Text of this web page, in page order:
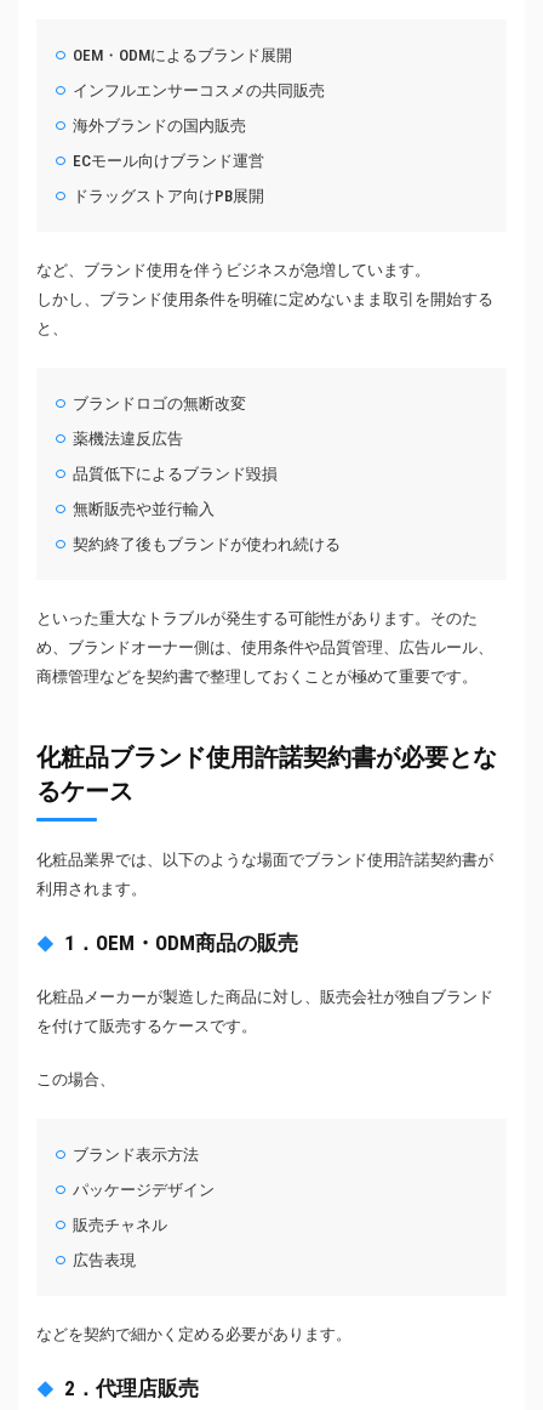
OEM・ODMによるブランド展開
インフルエンサーコスメの共同販売
海外ブランドの国内販売
ECモール向けブランド運営
ドラッグストア向けPB展開
など、ブランド使用を伴うビジネスが急増しています。
しかし、ブランド使用条件を明確に定めないまま取引を開始する
と、
ブランドロゴの無断改変
薬機法違反広告
品質低下によるブランド毀損
無断販売や並行輸入
契約終了後もブランドが使われ続ける
といった重大なトラブルが発生する可能性があります。そのた
め、ブランドオーナー側は、使用条件や品質管理、広告ルール、
商標管理などを契約書で整理しておくことが極めて重要です。
化粧品ブランド使用許諾契約書が必要とな
るケース
化粧品業界では、以下のような場面でブランド使用許諾契約書が
利用されます。
1．OEM・ODM商品の販売
化粧品メーカーが製造した商品に対し、販売会社が独自ブランド
を付けて販売するケースです。
この場合、
ブランド表示方法
パッケージデザイン
販売チャネル
広告表現
などを契約で細かく定める必要があります。
2．代理店販売